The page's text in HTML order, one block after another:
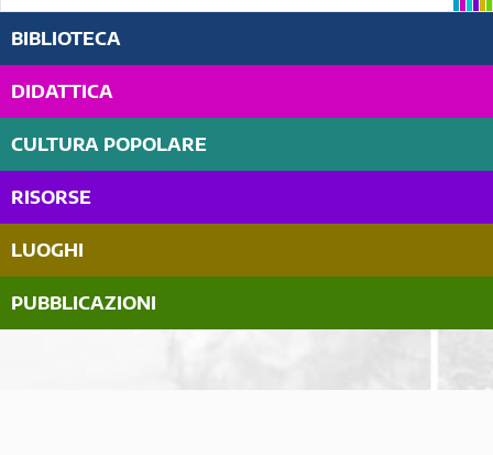
BIBLIOTECA
DIDATTICA
CULTURA POPOLARE
RISORSE
LUOGHI
PUBBLICAZIONI